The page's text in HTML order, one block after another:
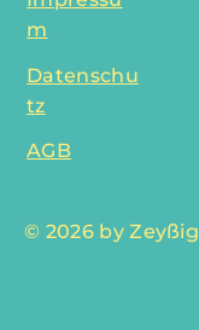
m
Datenschu
tz
AGB
© 2026 by Zeyßig